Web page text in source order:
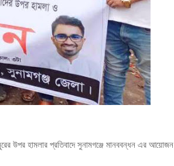
উপর হামলার প্রতিবাদে সুনামগঞ্জে মানববন্ধন এর আয়োজন